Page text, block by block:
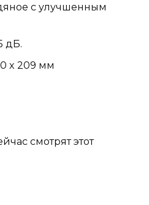
с улучшенным
дБ.
x 209 мм
смотрят этот